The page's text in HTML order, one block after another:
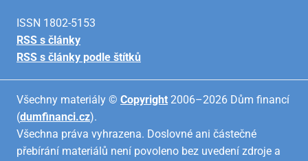
ISSN 1802-5153
RSS s články
RSS s články podle štítků
Všechny materiály © Copyright 2006–2026 Dům financí
(dumfinanci.cz).
Všechna práva vyhrazena. Doslovné ani částečné
přebírání materiálů není povoleno bez uvedení zdroje a